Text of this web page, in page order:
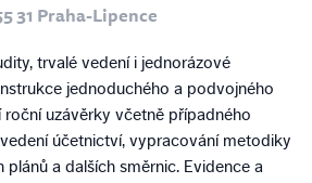
31 Praha-Lipence
trvalé vedení i jednorázové
jednoduchého a podvojného
uzávěrky včetně případného
účetnictví, vypracování metodiky
a dalších směrnic. Evidence a